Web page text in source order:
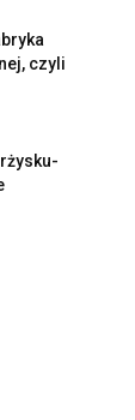
czyli